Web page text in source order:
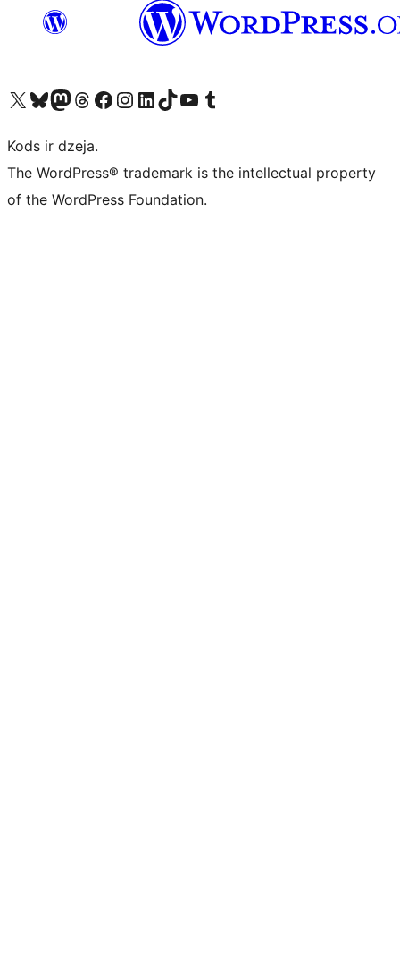
Apmeklējiet mūsu X (agrāk Twitter) kontu
Apmeklējiet mūsu Bluesky kontu
Apmeklējiet mūsu Mastodon kontu
Apmeklējiet mūsu Threads kontu
Apmeklējiet mūsu Facebook lapuApmeklējiet mūsu Instagram kontu
Apmeklējiet mūsu LinkedIn kontu
Apmeklējiet mūsu TikTok kontu
Apmeklējiet mūsu YouTube kanālu
Apmeklējiet mūsu Tumblr kontu
Kods ir dzeja.
The WordPress® trademark is the intellectual property
of the WordPress Foundation.